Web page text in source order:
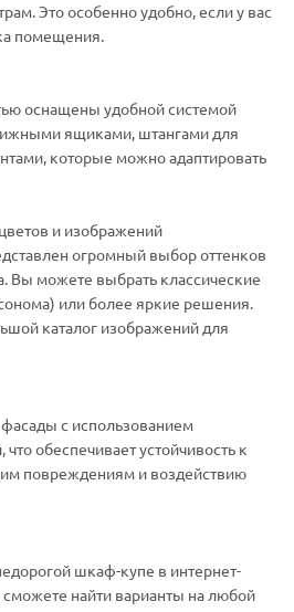
Это особенно удобно, если у вас
помещения.
оснащены удобной системой
ящиками, штангами для
которые можно адаптировать
и изображений
огромный выбор оттенков
Вы можете выбрать классические
или более яркие решения.
каталог изображений для
с использованием
обеспечивает устойчивость к
повреждениям и воздействию
шкаф-купе в интернет-
найти варианты на любой